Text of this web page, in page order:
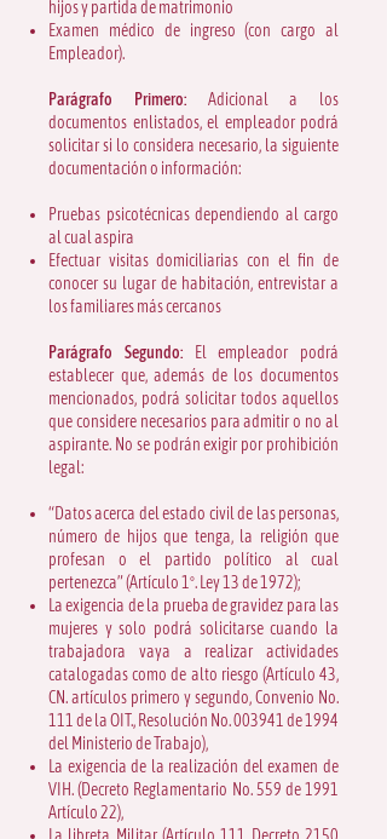
hijos y partida de matrimonio
Examen médico de ingreso (con cargo al
Empleador).
Parágrafo Primero:Adicional a los
documentos enlistados, el empleador podrá
solicitar si lo considera necesario, la siguiente
documentación o información:
Pruebas psicotécnicas dependiendo al cargo
al cual aspira
Efectuar visitas domiciliarias con el fin de
conocer su lugar de habitación, entrevistar a
los familiares más cercanos
Parágrafo Segundo:El empleador podrá
establecer que, además de los documentos
mencionados, podrá solicitar todos aquellos
que considere necesarios para admitir o no al
aspirante. No se podrán exigir por prohibición
legal:
“Datos acerca del estado civil de las personas,
número de hijos que tenga, la religión que
profesan o el partido político al cual
pertenezca” (Artículo 1º. Ley 13 de 1972);
La exigencia de la prueba de gravidez para las
mujeres y solo podrá solicitarse cuando la
trabajadora vaya a realizar actividades
catalogadas como de alto riesgo (Artículo 43,
CN. artículos primero y segundo, Convenio No.
111 de la OIT., Resolución No. 003941 de 1994
del Ministerio de Trabajo),
La exigencia de la realización del examen de
VIH. (Decreto Reglamentario No. 559 de 1991
Artículo 22),